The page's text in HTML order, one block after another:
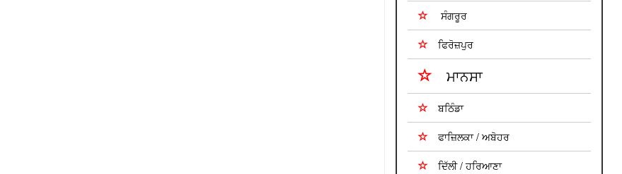
ਸੰਗਰੂਰ
ਫਿਰੋਜ਼ਪੁਰ
ਮਾਨਸਾ
ਬਠਿੰਡਾ
ਫਾਜ਼ਿਲਕਾ / ਅਬੋਹਰ
ਦਿੱਲੀ / ਹਰਿਆਣਾ